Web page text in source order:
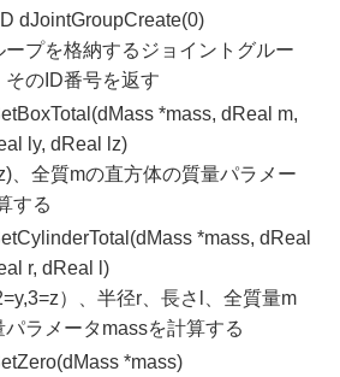
dJointGroupCreate(0)
ープを格納するジョイントグルー
そのID番号を返す
*mass, dReal m,
ly, dReal lz)
、全質mの直方体の質量パラメー
する
*mass, dReal
r, dReal l)
）、半径r、長さl、全質量m
ラメータmassを計算する
*mass)